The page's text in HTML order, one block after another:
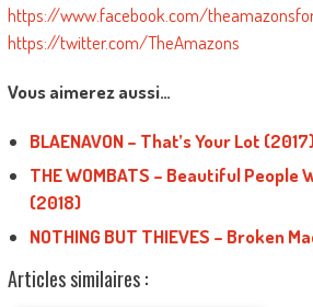
https://www.facebook.com/
https://twitter.com/TheAmazons
Vous aimerez aussi…
BLAENAVON – That’s Your Lot
THE WOMBATS – Beautiful People
(2018)
NOTHING BUT THIEVES – Broken
Articles similaires :